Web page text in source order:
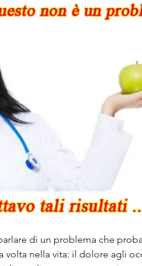
di un problema che
volta nella vita: il dolore agli